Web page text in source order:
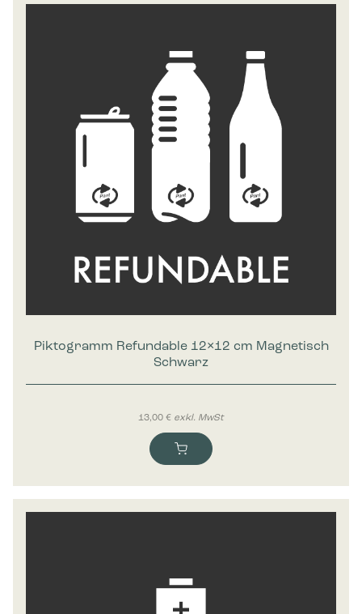
Piktogramm Refundable 12×12 cm Magnetisch
Schwarz
13,00 € exkl. MwSt